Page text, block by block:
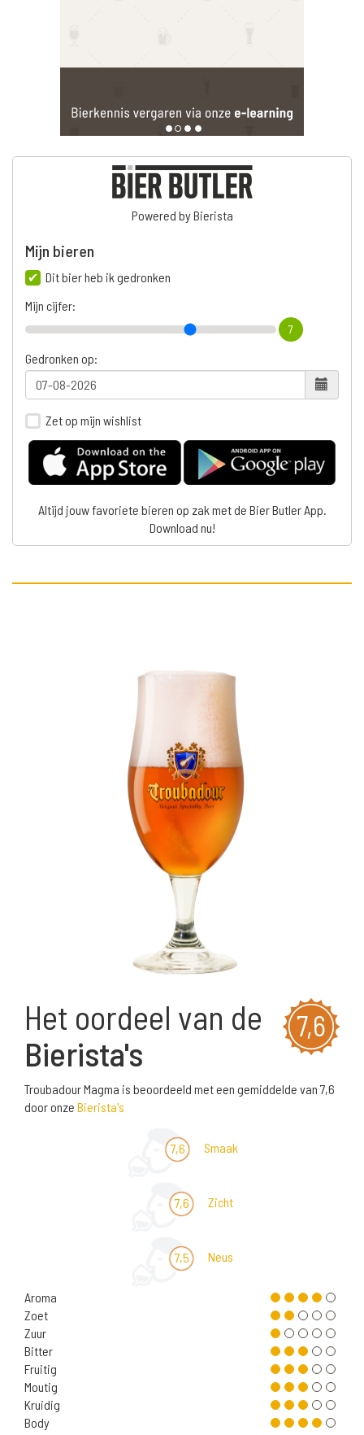
Powered by Bierista
Mijn bieren
Dit bier heb ik gedronken
Mijn cijfer:
7
Gedronken op:
Zet op mijn wishlist
Altijd jouw favoriete bieren op zak met de Bier Butler App.
Download nu!
7,6
Het oordeel van de
Bierista's
Troubadour Magma is beoordeeld met een gemiddelde van 7,6
door onze Bierista's
7,6 Smaak
7,6 Zicht
7,5 Neus
Aroma
Zoet
Zuur
Bitter
Fruitig
Moutig
Kruidig
Body